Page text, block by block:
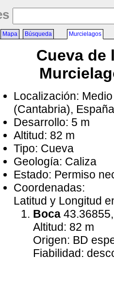
Mapa Búsqueda Murcielagos
Cueva de
Localización:
(Cantabria), España
Desarrollo: 5 m
Altitud: 82 m
Tipo: Cueva
Geología: Caliza
Estado: Permiso
Coordenadas:
Latitud y Longitud
Boca
Altitud: 82 m
Origen: BD
Fiabilidad: